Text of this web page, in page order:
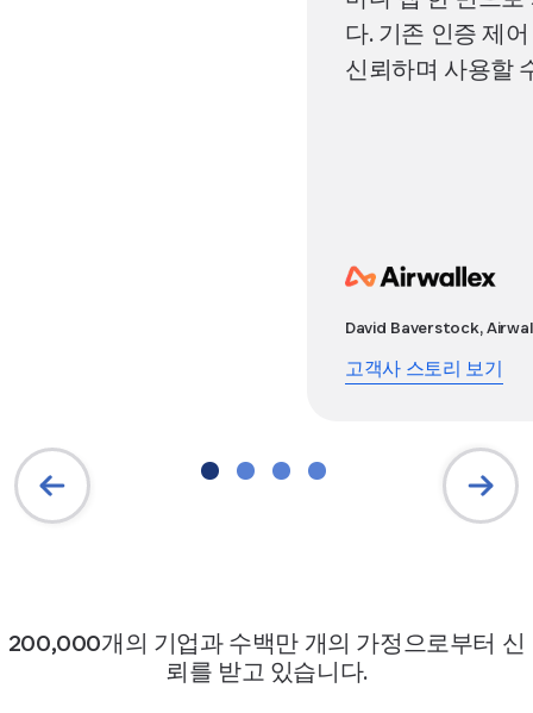
다. 기존 인증 제
신뢰하며 사용할
David Baverstock,
고객사 스토리 보기
200,000개의 기업과 수백만 개의 가정으로부터 신
뢰를 받고 있습니다.